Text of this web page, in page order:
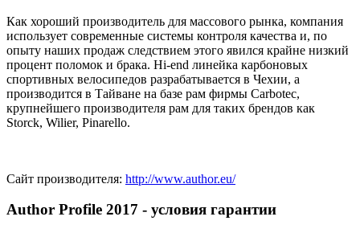
Как хороший производитель для массового рынка, компания
использует современные системы контроля качества и, по
опыту наших продаж следствием этого явился крайне низкий
процент поломок и брака. Hi-end линейка карбоновых
спортивных велосипедов разрабатывается в Чехии, а
производится в Тайване на базе рам фирмы Carbotec,
крупнейшего производителя рам для таких брендов как
Storck, Wilier, Pinarello.
Сайт производителя: http://www.author.eu/
Author Profile 2017 - условия гарантии